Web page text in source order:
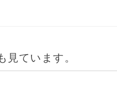
ています。